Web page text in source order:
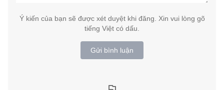
Ý kiến của bạn sẽ được xét duyệt khi đăng. Xin vui lòng gõ
tiếng Việt có dấu.
Gửi bình luận